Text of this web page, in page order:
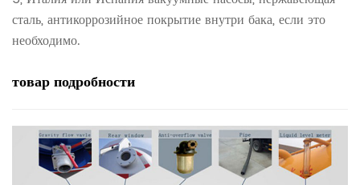
сталь, антикоррозийное покрытие внутри бака, если это
необходимо.
товарподробности